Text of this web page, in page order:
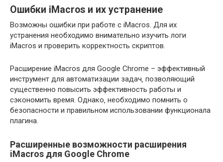
Ошибки iMacros и их устранение
Возможны ошибки при работе с iMacros. Для их
устранения необходимо внимательно изучить логи
iMacros и проверить корректность скриптов.
Расширение iMacros для Google Chrome – эффективный
инструмент для автоматизации задач‚ позволяющий
существенно повысить эффективность работы и
сэкономить время. Однако‚ необходимо помнить о
безопасности и правильном использовании функционала
плагина.
Расширенные возможности расширения
iMacros для Google Chrome